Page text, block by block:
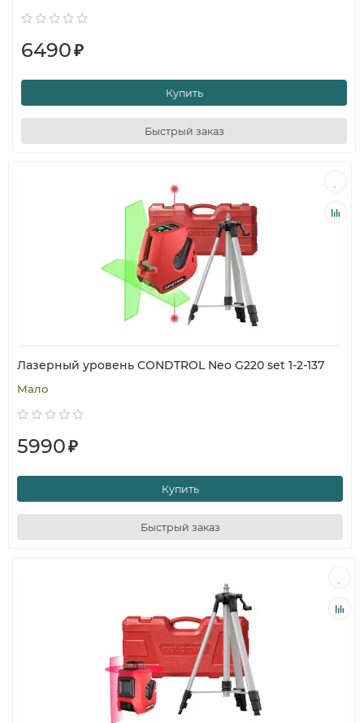
6490₽
Купить
Быстрый заказ
Лазерный уровень CONDTROL Neo G220 set 1-2-137
Мало
5990₽
Купить
Быстрый заказ